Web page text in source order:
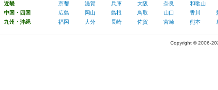
近畿
京都 滋賀 兵庫 大阪 奈良
和歌山
中国・四国
広島 岡山 島根 鳥取 山口 香川
九州・沖縄
福岡 大分 長崎 佐賀 宮崎 熊本
Copyright © 2006-